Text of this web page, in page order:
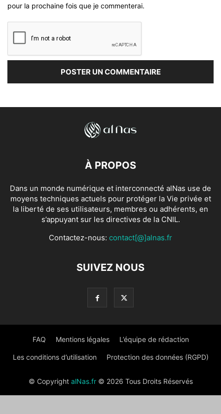
pour la prochaine fois que je commenterai.
À PROPOS
Dans un monde numérique et interconnecté alNas use de
moyens techniques actuels pour protéger la Vie privée et
la liberté de ses utilisateurs, membres ou adhérents, en
s’appuyant sur les directives de la CNIL.
Contactez-nous: contact[@]alnas.fr
SUIVEZ NOUS
FAQ Mentions légales L’équipe de rédaction
Les conditions d’utilisation Protection des données (RGPD)
© Copyright alNas.fr© 2026 Tous Droits Réservés